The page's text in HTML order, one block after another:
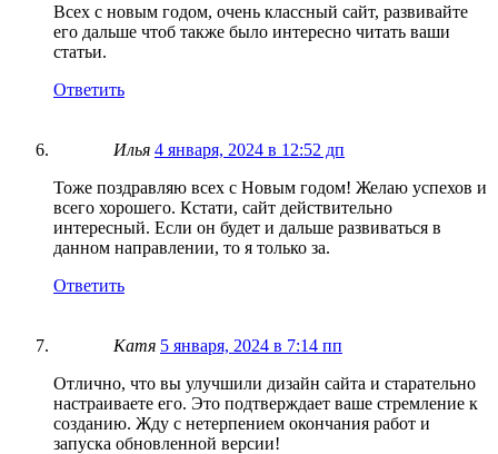
Всех с новым годом, очень классный сайт, развивайте
его дальше чтоб также было интересно читать ваши
статьи.
Ответить
Илья 4 января, 2024 в 12:52 дп
Тоже поздравляю всех с Новым годом! Желаю успехов и
всего хорошего. Кстати, сайт действительно
интересный. Если он будет и дальше развиваться в
данном направлении, то я только за.
Ответить
Катя 5 января, 2024 в 7:14 пп
Отлично, что вы улучшили дизайн сайта и старательно
настраиваете его. Это подтверждает ваше стремление к
созданию. Жду с нетерпением окончания работ и
запуска обновленной версии!